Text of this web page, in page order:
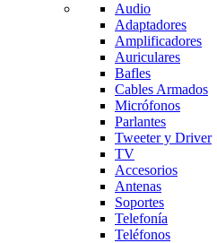
Audio
Adaptadores
Amplificadores
Auriculares
Bafles
Cables Armados
Micrófonos
Parlantes
Tweeter y Driver
TV
Accesorios
Antenas
Soportes
Telefonía
Teléfonos